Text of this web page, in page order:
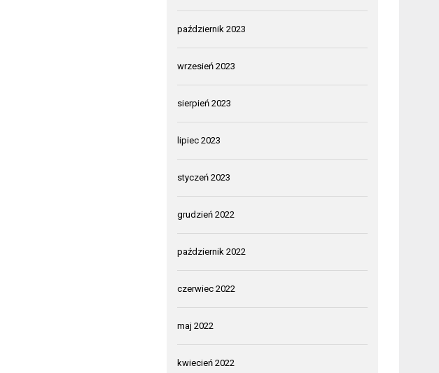
październik 2023
wrzesień 2023
sierpień 2023
lipiec 2023
styczeń 2023
grudzień 2022
październik 2022
czerwiec 2022
maj 2022
kwiecień 2022